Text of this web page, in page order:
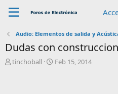
Audio: Elementos de salida y
Dudas con
A
tinchoball
F
Feb 15, 2014